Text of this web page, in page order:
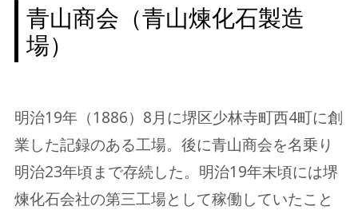
青山商会（青山煉化石製造
場）
明治19年（1886）8月に堺区少林寺町西4町に創
業した記録のある工場。後に青山商会を名乗り
明治23年頃まで存続した。明治19年末頃には堺
煉化石会社の第三工場として稼働していたこと